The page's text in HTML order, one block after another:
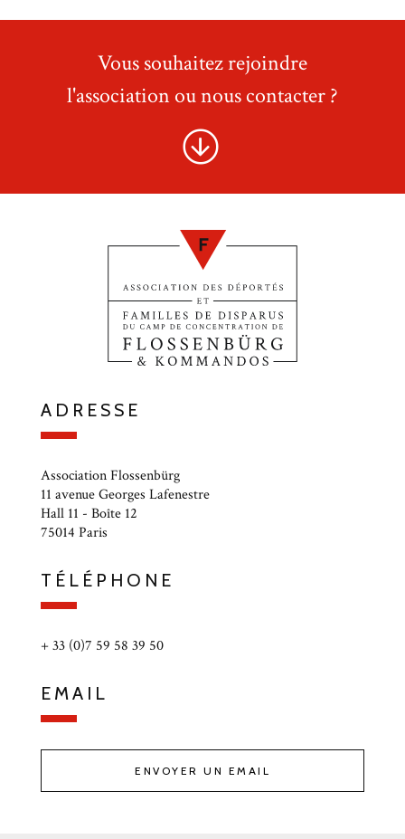
Vous souhaitez rejoindre
l'association ou nous contacter ?
ADRESSE
Association Flossenbürg
11 avenue Georges Lafenestre
Hall 11 - Boîte 12
75014 Paris
TÉLÉPHONE
+ 33 (0)7 59 58 39 50
EMAIL
ENVOYER UN EMAIL